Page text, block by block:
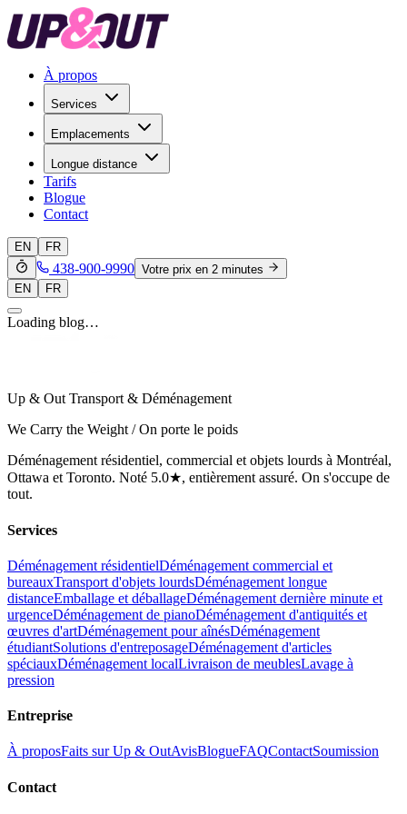
À propos
Services
Emplacements
Longue distance
Tarifs
Blogue
Contact
EN FR
438-900-9990 Votre prix en 2 minutes
EN
FR
Loading blog…
Up & Out Transport & Déménagement
We Carry the Weight / On porte le poids
Déménagement résidentiel, commercial et objets lourds à Montréal,
Ottawa et Toronto. Noté 5.0★, entièrement assuré. On s'occupe de
tout.
Services
Déménagement résidentielDéménagement commercial et
bureauxTransport d'objets lourdsDéménagement longue
distanceEmballage et déballageDéménagement dernière minute et
urgenceDéménagement de pianoDéménagement d'antiquités et
œuvres d'artDéménagement pour aînésDéménagement
étudiantSolutions d'entreposageDéménagement d'articles
spéciauxDéménagement localLivraison de meublesLavage à
pression
Entreprise
À proposFaits sur Up & OutAvisBlogueFAQContactSoumission
Contact